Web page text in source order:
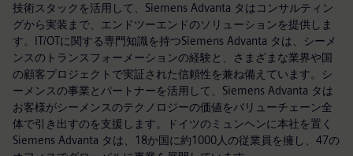
技術スタックを活用して、Siemens Advanta タはコンサルティン
グから実装まで、エンドツーエンドのソリューションを提供しま
す。IT/OTに関する専門知識を持つSiemens Advanta タは、シーメ
ンスのトランスフォーメーションの経験と、さまざまな業界や国
の顧客プロジェクトで実証された信頼性を兼ね備えています。シ
ーメンスの事業とパートナーを活用して、Siemens Advanta タは
お客様がシーメンスのテクノロジーの価値をバリューチェーン全
体で引き出すのを支援します。ドイツのミュンヘンに本社を置く
Siemens Advanta タは、18か国に約1000人の従業員を擁し、47の